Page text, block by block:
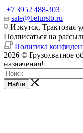
+7 3952 488-303
sale@belursib.ru
Иркутск, Трактовая
Подписаться на
Политика
2026 © Грузохватное
назначения!
Найти